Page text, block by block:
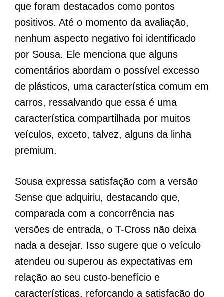
que foram destacados como pontos
positivos. Até o momento da avaliação,
nenhum aspecto negativo foi identificado
por Sousa. Ele menciona que alguns
comentários abordam o possível excesso
de plásticos, uma característica comum em
carros, ressalvando que essa é uma
característica compartilhada por muitos
veículos, exceto, talvez, alguns da linha
premium.
Sousa expressa satisfação com a versão
Sense que adquiriu, destacando que,
comparada com a concorrência nas
versões de entrada, o T-Cross não deixa
nada a desejar. Isso sugere que o veículo
atendeu ou superou as expectativas em
relação ao seu custo-benefício e
características, reforçando a satisfação do